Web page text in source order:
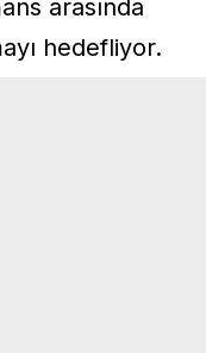
arasında
hedefliyor.